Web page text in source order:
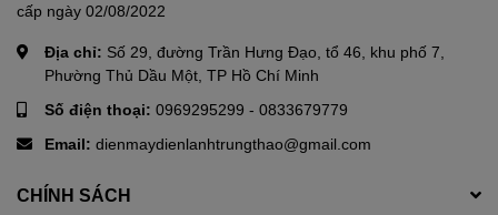
cấp ngày 02/08/2022
Địa chỉ: Số 29, đường Trần Hưng Đạo, tổ 46, khu phố 7,
Phường Thủ Dầu Một, TP Hồ Chí Minh
Số điện thoại: 0969295299 - 0833679779
Email: dienmaydienlanhtrungthao@gmail.com
CHÍNH SÁCH